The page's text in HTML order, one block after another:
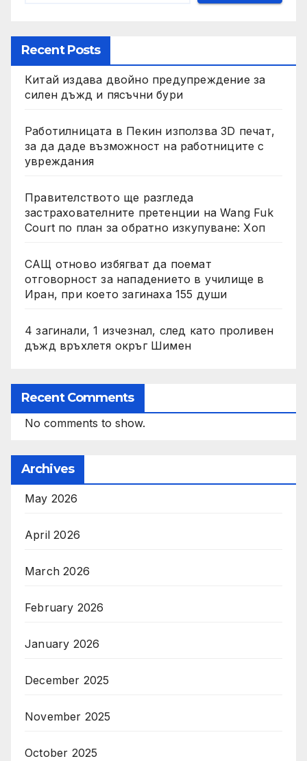
Recent Posts
Китай издава двойно предупреждение за
силен дъжд и пясъчни бури
Работилницата в Пекин използва 3D печат,
за да даде възможност на работниците с
увреждания
Правителството ще разгледа
застрахователните претенции на Wang Fuk
Court по план за обратно изкупуване: Хоп
САЩ отново избягват да поемат
отговорност за нападението в училище в
Иран, при което загинаха 155 души
4 загинали, 1 изчезнал, след като проливен
дъжд връхлетя окръг Шимен
Recent Comments
No comments to show.
Archives
May 2026
April 2026
March 2026
February 2026
January 2026
December 2025
November 2025
October 2025